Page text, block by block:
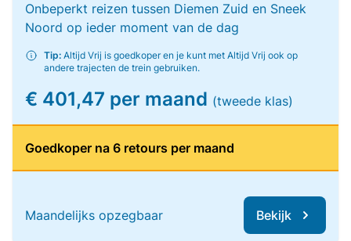
Onbeperkt reizen tussen Diemen Zuid en Sneek
Noord op ieder moment van de dag
Tip: Altijd Vrij is goedkoper en je kunt met Altijd Vrij ook op
andere trajecten de trein gebruiken.
€ 401,47 per maand (tweede klas)
Goedkoper na 6 retours per maand
Maandelijks opzegbaar Bekijk